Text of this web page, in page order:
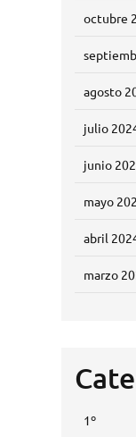
octubre
agosto
julio
junio
mayo
abril
marzo
1º